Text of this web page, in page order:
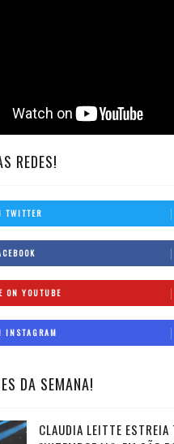
REDES!
TWITTER
ON YOUTUBE
INSTAGRAM
DA SEMANA!
CLAUDIA LEITTE ESTREIA